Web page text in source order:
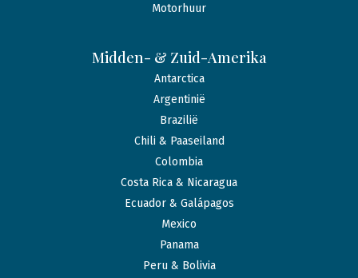
Motorhuur
Midden- & Zuid-Amerika
Antarctica
Argentinië
Brazilië
Chili & Paaseiland
Colombia
Costa Rica & Nicaragua
Ecuador & Galápagos
Mexico
Panama
Peru & Bolivia